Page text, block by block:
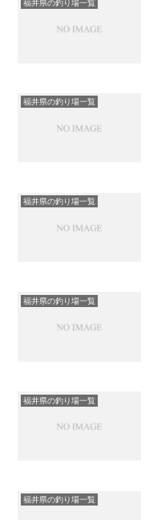
福井県の釣り場一覧
福井県の釣り場一覧
福井県の釣り場一覧
福井県の釣り場一覧
福井県の釣り場一覧
福井県の釣り場一覧